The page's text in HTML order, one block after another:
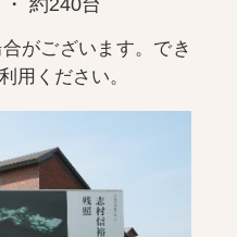
がございます。でき
用ください。